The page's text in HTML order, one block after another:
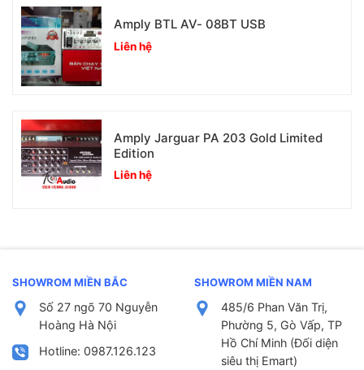
Amply BTL AV- 08BT USB
Liên hệ
Amply Jarguar PA 203 Gold Limited
Edition
Liên hệ
SHOWROM MIỀN BẮC
Số 27 ngõ 70 Nguyễn
Hoàng Hà Nội
Hotline: 0987.126.123
SHOWROM MIỀN NAM
485/6 Phan Văn Trị,
Phường 5, Gò Vấp, TP
Hồ Chí Minh (Đối diện
siêu thị Emart)